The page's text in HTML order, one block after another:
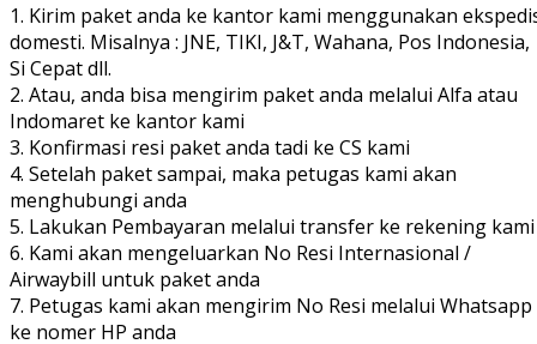
1. Kirim paket anda ke kantor kami menggunakan
domesti. Misalnya : JNE, TIKI, J&T, Wahana, Pos Indonesia,
Si Cepat dll.
2. Atau, anda bisa mengirim paket anda melalui Alfa atau
Indomaret ke kantor kami
3. Konfirmasi resi paket anda tadi ke CS kami
4. Setelah paket sampai, maka petugas kami akan
menghubungi anda
5. Lakukan Pembayaran melalui transfer ke rekening kami
6. Kami akan mengeluarkan No Resi Internasional /
Airwaybill untuk paket anda
7. Petugas kami akan mengirim No Resi melalui Whatsapp
ke nomer HP anda